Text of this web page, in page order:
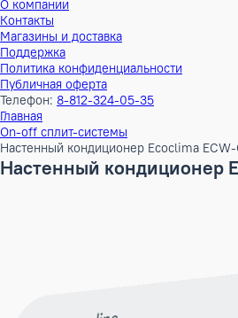
Чиллеры-фанкойлы
Вентиляция
Аксессуары и опции
О компании
Контакты
Магазины и доставка
Поддержка
Политика конфиденциальности
Публичная оферта
Телефон:8-812-324-05-35
Настенный